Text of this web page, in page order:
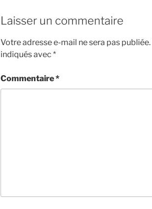
Laisser un commentaire
Votre adresse e-mail ne sera pas publiée.
indiqués avec *
Commentaire*